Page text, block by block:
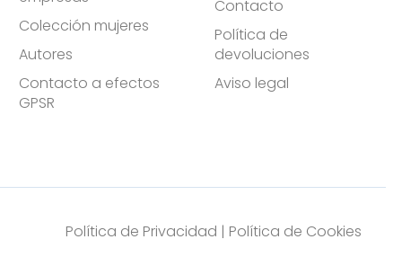
Colección mujeres
Autores
Contacto a efectos
GPSR
Contacto
Política de
devoluciones
Aviso legal
Política de Privacidad | Política de Cookies